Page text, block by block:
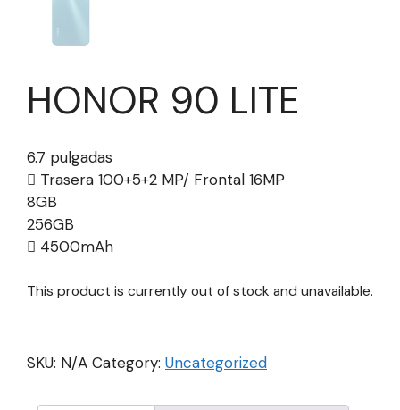
HONOR 90 LITE
6.7 pulgadas
Trasera 100+5+2 MP/ Frontal 16MP
8GB
256GB
4500mAh
This product is currently out of stock and unavailable.
SKU: N/A Category: Uncategorized